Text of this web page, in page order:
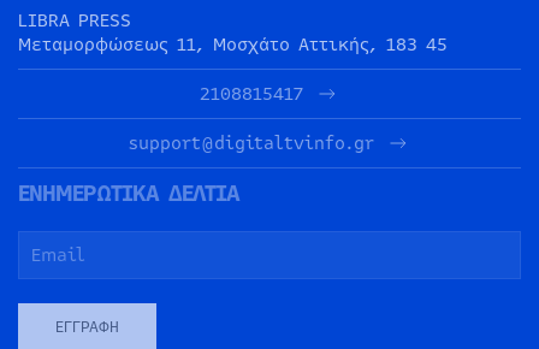
LIBRA PRESS
Μεταμορφώσεως 11, Μοσχάτο Αττικής, 183 45
2108815417
support@digitaltvinfo.gr
ΕΝΗΜΕΡΩΤΙΚΑ ΔΕΛΤΙΑ
ΕΓΓΡΑΦΉ